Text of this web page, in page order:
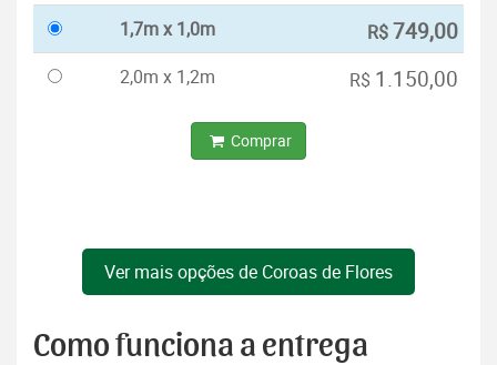
1,7m x 1,0m R$749,00
2,0m x 1,2m R$ 1.150,00
Comprar
Ver mais opções de Coroas de Flores
Como funciona a entrega